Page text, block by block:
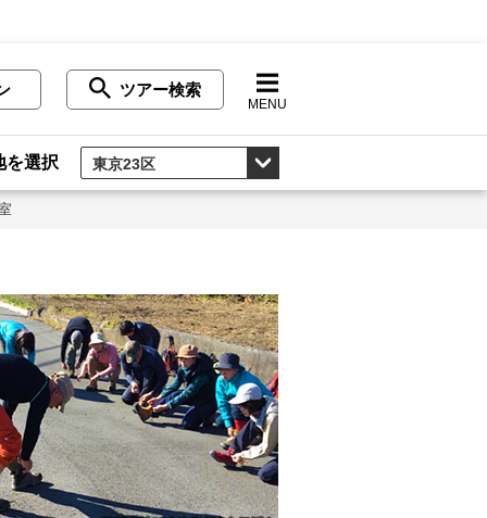
ツアー検索
MENU
を選択